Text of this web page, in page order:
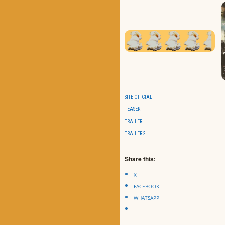
SITE OFICIAL
TEASER
TRAILER
TRAILER 2
Share this:
X
FACEBOOK
WHATSAPP